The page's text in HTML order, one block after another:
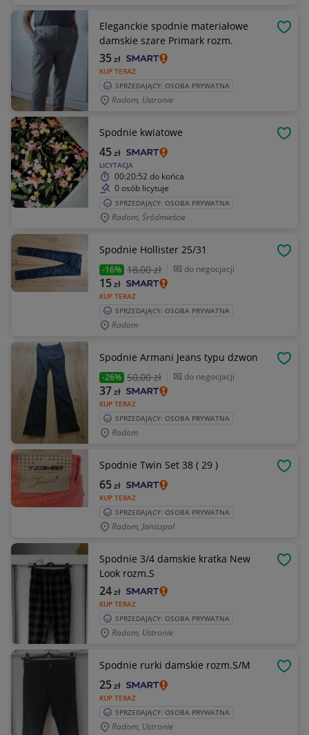
Eleganckie spodnie materiałowe
damskie szare Primark rozm.
KUP TERAZ
35zł
SPRZEDAJĄCY: OSOBA PRYWATNA
Radom, Ustronie
Spodnie kwiatowe
LICYTACJA
45zł
00:20:52 do końca
0 osób licytuje
SPRZEDAJĄCY: OSOBA PRYWATNA
Radom, Śródmieście
Spodnie Hollister 25/31
-16% 18,00 zł do negocjacji
KUP TERAZ
15zł
SPRZEDAJĄCY: OSOBA PRYWATNA
Radom
Spodnie Armani Jeans typu dzwon
-26% 50,00 zł do negocjacji
KUP TERAZ
37zł
SPRZEDAJĄCY: OSOBA PRYWATNA
Radom
Spodnie Twin Set 38 ( 29 )
KUP TERAZ
65zł
SPRZEDAJĄCY: OSOBA PRYWATNA
Radom, Janiszpol
Spodnie 3/4 damskie kratka New
Look rozm.S
KUP TERAZ
24zł
SPRZEDAJĄCY: OSOBA PRYWATNA
Radom, Ustronie
Spodnie rurki damskie rozm.S/M
KUP TERAZ
25zł
SPRZEDAJĄCY: OSOBA PRYWATNA
Radom, Ustronie